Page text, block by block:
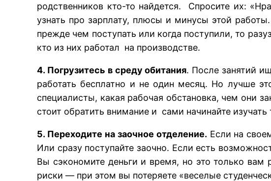
родственников кто-то найдется. Спросите их:
узнать про зарплату, плюсы и минусы этой
прежде чем поступать или когда поступили, то
кто из них работал на производстве.
4. Погрузитесь в среду обитания. После занятий
работать бесплатно и не один месяц. Но лучше
специалисты, какая рабочая обстановка, чем они
стоит обратить внимание и сами начинайте изучать
5. Переходите на заочное отделение. Если на
Или сразу поступайте заочно. Если есть
Вы сэкономите деньги и время, но это только
риски — при этом вы потеряете «веселые